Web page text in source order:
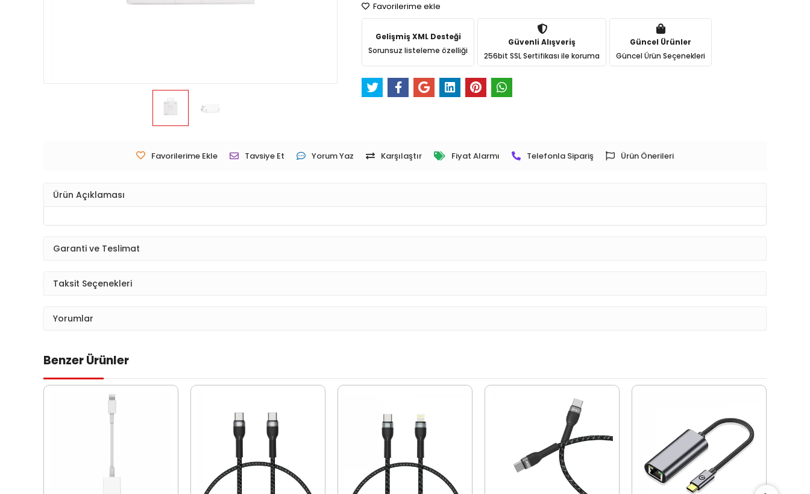
Favorilerime ekle
Gelişmiş XML Desteği
Sorunsuz listeleme özelliği
Güvenli Alışveriş
256bit SSL Sertifikası ile koruma
Güncel Ürünler
Güncel Ürün Seçenekleri
Favorilerime Ekle Tavsiye Et Yorum Yaz Karşılaştır Fiyat Alarmı Telefonla Sipariş Ürün Önerileri
Ürün Açıklaması
Garanti ve Teslimat
Taksit Seçenekleri
Yorumlar
Benzer Ürünler